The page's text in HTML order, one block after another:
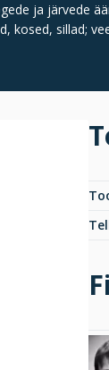
ja järvede
kosed, sillad;